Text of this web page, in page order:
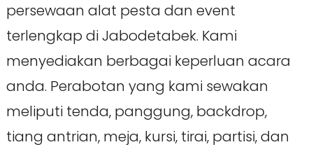
persewaan alat pesta dan event
terlengkap di Jabodetabek. Kami
menyediakan berbagai keperluan acara
anda. Perabotan yang kami sewakan
meliputi tenda, panggung, backdrop,
tiang antrian, meja, kursi, tirai, partisi, dan